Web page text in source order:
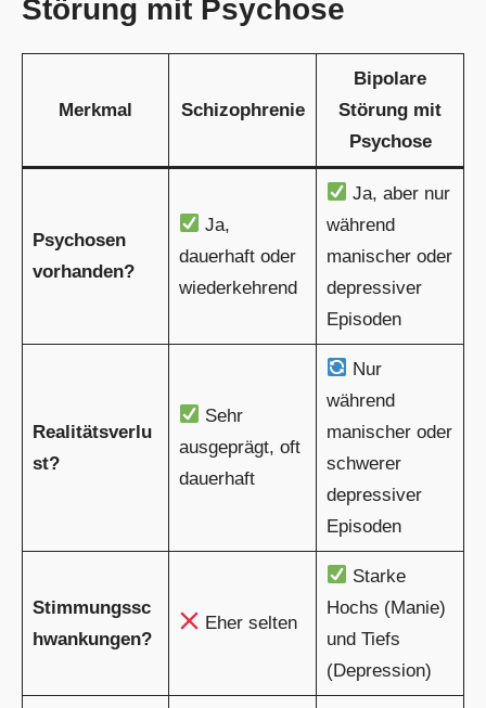
Störung mit Psychose
Merkmal Schizophrenie
Bipolare
Störung mit
Psychose
Psychosen
vorhanden?
Ja,
dauerhaft oder
wiederkehrend
Ja, aber nur
während
manischer oder
depressiver
Episoden
Realitätsverlu
st?
Sehr
ausgeprägt, oft
dauerhaft
Nur
während
manischer oder
schwerer
depressiver
Episoden
Stimmungssc
hwankungen?
Eher selten
Starke
Hochs (Manie)
und Tiefs
(Depression)